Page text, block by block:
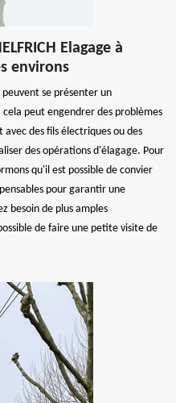
Elagage à
environs
peuvent se présenter un
peut engendrer des problèmes
des fils électriques ou des
des opérations d'élagage. Pour
qu'il est possible de convier
pour garantir une
besoin de plus amples
de faire une petite visite de